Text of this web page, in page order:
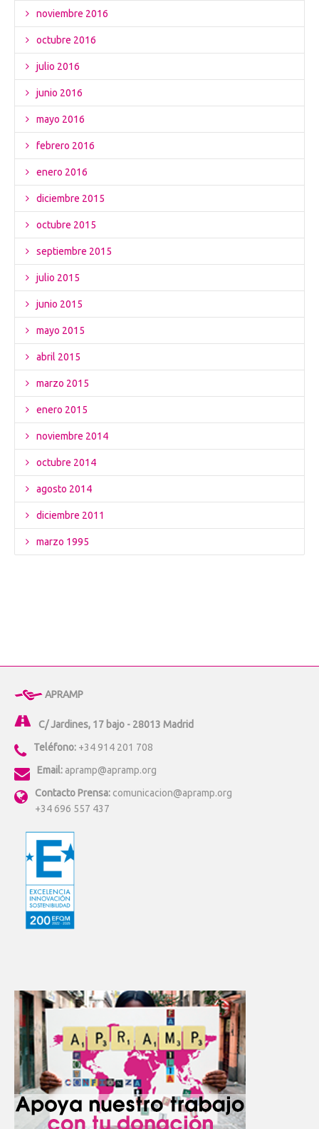
noviembre 2016
octubre 2016
julio 2016
junio 2016
mayo 2016
febrero 2016
enero 2016
diciembre 2015
octubre 2015
septiembre 2015
julio 2015
junio 2015
mayo 2015
abril 2015
marzo 2015
enero 2015
noviembre 2014
octubre 2014
agosto 2014
diciembre 2011
marzo 1995
APRAMP
C/ Jardines, 17 bajo - 28013 Madrid
Teléfono: +34 914 201 708
Email: apramp@apramp.org
Contacto Prensa: comunicacion@apramp.org
+34 696 557 437